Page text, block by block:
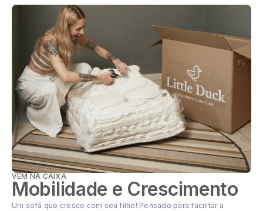
VEM NA CAIXA
Mobilidade e Crescimento
Um sofá que cresce com seu filho! Pensado para facilitar a